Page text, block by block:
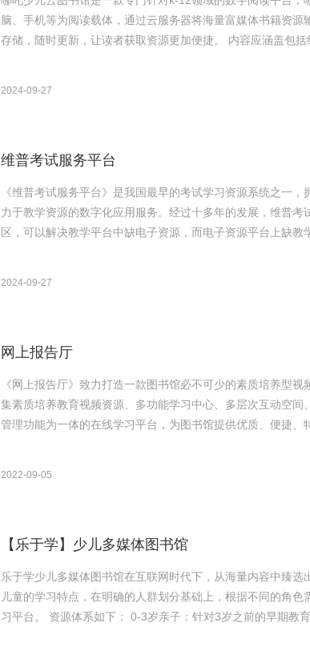
脑、手机等为阅读载体，通过云服务器将海量富媒体书籍资
存储，随时更新，让读者获取
2024-09-27
维普考试服务平台
《维普考试服务平台》是我国最早的考试学习资源系统之一
力于教学资源的数字化应用服务。经过十多年的发展，维普
区，可以解决教学平台中缺电子资源，而电子资源平台上缺教
2024-09-27
网上报告厅
《网上报告厅》致力打造一款图书馆必不可少的素质培养型
集素质培养教育视频资源、多功能学习中心、多层次互动空
管理功能为一体的在线学习平台，为图书馆提供优质、便捷、
2022-09-05
【乐于学】少儿多媒体图书馆
乐于学少儿多媒体图书馆在互联网时代下，从海量内容中臻
儿童的学习特点，在明确的人群划分基础上，根据不同的角
习平台。 资源体系如下： 0-3岁亲子：针对3岁之前